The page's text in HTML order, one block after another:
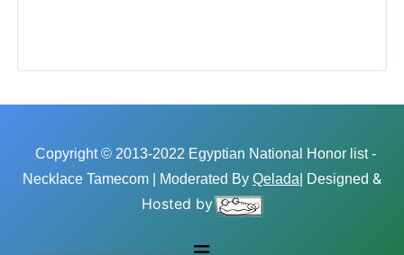
Copyright © 2013-2022 Egyptian National Honor list -
Necklace Tamecom | Moderated By Qelada | Designed &
Hosted by